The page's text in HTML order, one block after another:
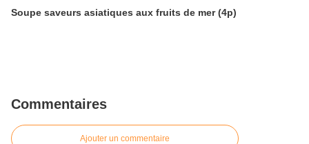
Soupe saveurs asiatiques aux fruits de mer (4p)
Commentaires
Ajouter un commentaire